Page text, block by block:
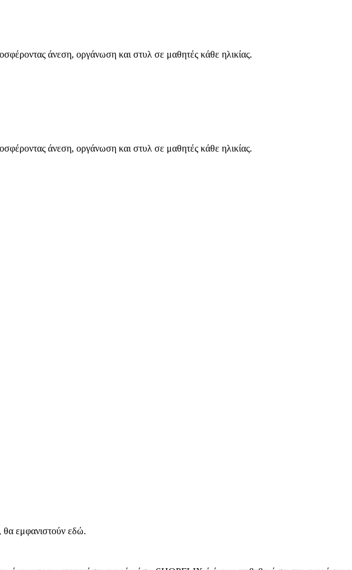
άνεση, οργάνωση και στυλ σε μαθητές κάθε ηλικίας.
άνεση, οργάνωση και στυλ σε μαθητές κάθε ηλικίας.
θα εμφανιστούν εδώ.